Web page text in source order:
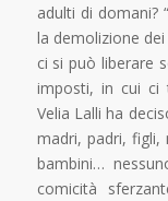
adulti di domani?
la demolizione
ci si può liberare
imposti, in cui ci
Velia Lalli ha
madri, padri, figli,
bambini…
comicità